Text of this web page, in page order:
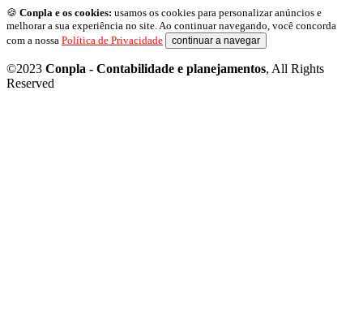
🍪 Conpla e os cookies: usamos os cookies para personalizar anúncios e
melhorar a sua experiência no site. Ao continuar navegando, você concorda
com a nossa Política de Privacidade continuar a navegar
©2023 Conpla - Contabilidade e planejamentos, All Rights
Reserved